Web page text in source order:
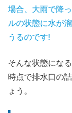
場合、大雨で降
ルの状態に水が
うるのです!
そんな状態にな
時点で排水口の
ょう。